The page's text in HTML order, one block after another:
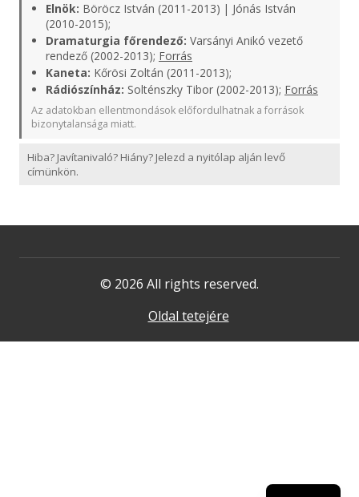
Elnök: Böröcz István (2011-2013) | Jónás István
(2010-2015);
Dramaturgia főrendező: Varsányi Anikó vezető
rendező (2002-2013); Forrás
Kaneta: Kőrösi Zoltán (2011-2013);
Rádiószínház: Solténszky Tibor (2002-2013); Forrás
Az adatokban ellentmondások előfordulhatnak a források
bizonytalansága miatt.
Hiba? Javítanivaló? Hiány? Jelezd a nyitólap alján levő
címünkön.
© 2026 All rights reserved.
Oldal tetejére